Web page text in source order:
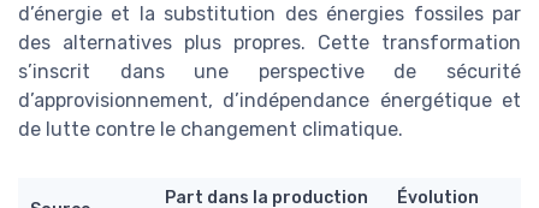
d’énergie et la substitution des énergies fossiles par
des alternatives plus propres. Cette transformation
s’inscrit dans une perspective de sécurité
d’approvisionnement, d’indépendance énergétique et
de lutte contre le changement climatique.
Part dans la production
Évolution